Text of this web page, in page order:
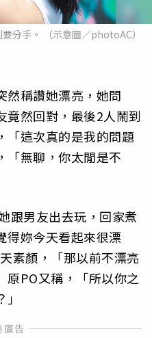
分手。 （示意圖／photoAC）
然稱讚她漂亮，她問
竟然回對，最後2人鬧到
「這次真的是我的問題
「無聊，你太閒是不
跟男友出去玩，回家煮
得妳今天看起來很漂
素顏，「那以前不漂亮
原PO又稱，「所以你之